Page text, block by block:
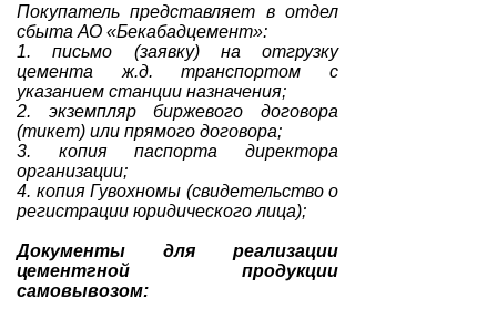
Покупатель представляет в отдел
сбыта АО «Бекабадцемент»:
1. письмо (заявку) на отгрузку
цемента ж.д. транспортом с
указанием станции назначения;
2. экземпляр биржевого договора
(тикет) или прямого договора;
3. копия паспорта директора
организации;
4. копия Гувохномы (свидетельство о
регистрации юридического лица);
Документы для реализации
цементгной продукции
самовывозом: